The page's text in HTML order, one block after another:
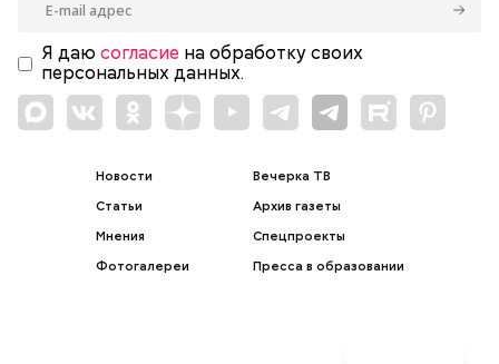
Я даю согласие на обработку своих
персональных данных.
Новости
Статьи
Мнения
Фотогалереи
Вечерка ТВ
Архив газеты
Спецпроекты
Пресса в образовании